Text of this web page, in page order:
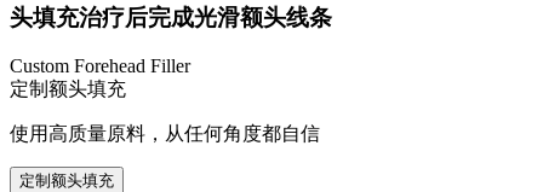
头填充治疗后完成光滑额头线条
Custom Forehead Filler
定制额头填充
使用高质量原料，从任何角度都自信
定制额头填充